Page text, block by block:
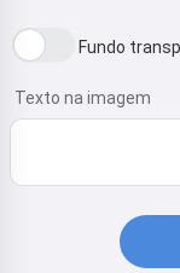
Fundo
Texto na imagem